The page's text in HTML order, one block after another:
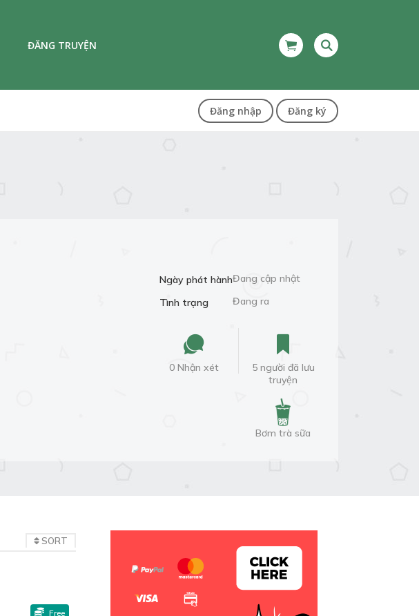
ĐĂNG TRUYỆN
Đăng nhập Đăng ký
Ngày phát hànhĐang cập nhật
Tình trạng
Đang ra
0 Nhận xét
5 người đã lưu
truyện
Bơm trà sữa
SORT
Free